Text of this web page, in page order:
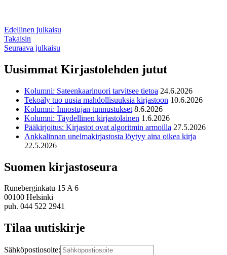
Edellinen julkaisu
Takaisin
Seuraava julkaisu
Uusimmat Kirjastolehden jutut
Kolumni: Sateenkaarinuori tarvitsee tietoa 24.6.2026
Tekoäly tuo uusia mahdollisuuksia kirjastoon 10.6.2026
Kolumni: Innostujan tunnustukset 8.6.2026
Kolumni: Täydellinen kirjastolainen 1.6.2026
Pääkirjoitus: Kirjastot ovat algoritmin armoilla 27.5.2026
Ankkalinnan unelmakirjastosta löytyy aina oikea kirja
22.5.2026
Suomen kirjastoseura
Runeberginkatu 15 A 6
00100 Helsinki
puh. 044 522 2941
Tilaa uutiskirje
Sähköpostiosoite: